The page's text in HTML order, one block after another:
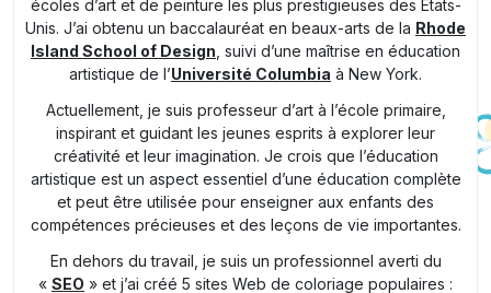
écoles d’art et de peinture les plus prestigieuses des États-
Unis. J’ai obtenu un baccalauréat en beaux-arts de la Rhode
Island School of Design , suivi d’une maîtrise en éducation
artistique de l’Université Columbia à New York.
Actuellement, je suis professeur d’art à l’école primaire,
inspirant et guidant les jeunes esprits à explorer leur
créativité et leur imagination. Je crois que l’éducation
artistique est un aspect essentiel d’une éducation complète
et peut être utilisée pour enseigner aux enfants des
compétences précieuses et des leçons de vie importantes.
En dehors du travail, je suis un professionnel averti du
« SEO » et j’ai créé 5 sites Web de coloriage populaires :